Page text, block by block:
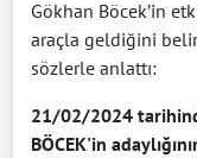
Gökhan Böcek’in
araçla geldiğini
sözlerle anlattı:
21/02/2024
BÖCEK'in